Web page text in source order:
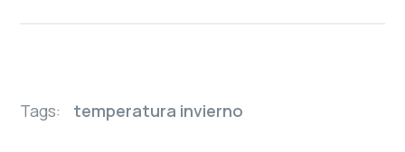
Tags: temperatura invierno